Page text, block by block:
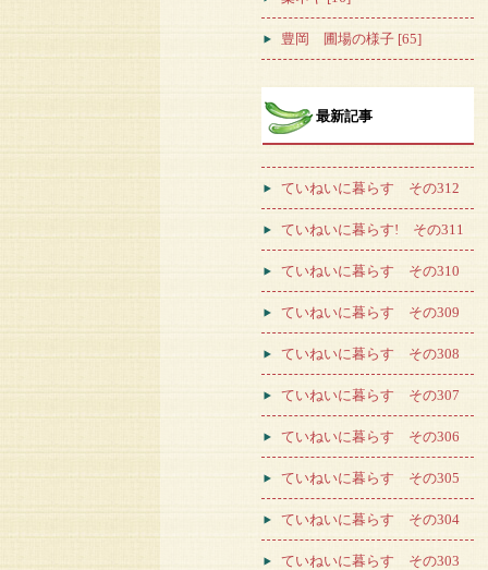
豊岡 圃場の様子 [65]
最新記事
ていねいに暮らす その312
ていねいに暮らす! その311
ていねいに暮らす その310
ていねいに暮らす その309
ていねいに暮らす その308
ていねいに暮らす その307
ていねいに暮らす その306
ていねいに暮らす その305
ていねいに暮らす その304
ていねいに暮らす その303